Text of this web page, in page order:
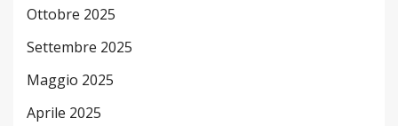
Ottobre 2025
Settembre 2025
Maggio 2025
Aprile 2025